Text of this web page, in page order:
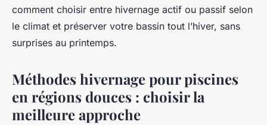
comment choisir entre hivernage actif ou passif selon
le climat et préserver votre bassin tout l’hiver, sans
surprises au printemps.
Méthodes hivernage pour piscines
en régions douces : choisir la
meilleure approche